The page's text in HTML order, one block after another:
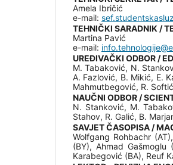
Amela Ibričić
e-mail:
TEHNIČKI SARADNIK /
Martina Pavić
e-mail:
UREĐIVAČKI ODBOR /
M. Tabaković, N.
A. Fazlović, B. Mikić, E.
Mahmutbegović, R.
NAUČNI ODBOR /
N. Stanković, M.
Stahov, R. Galić, B.
SAVJET ČASOPISA /
Wolfgang Rohbachr
(BY), Ahmad
Karabegović (BA), Reuf